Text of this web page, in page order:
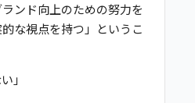
ンド向上のための努力を
な視点を持つ」というこ
」